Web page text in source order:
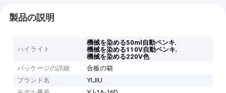
製品の説明
ハイライト
機械を染める50ml自動ペンキ,
機械を染める110V自動ペンキ,
機械を染める220V色
パッケージの詳細
合板の箱
ブランド名
YIJIU